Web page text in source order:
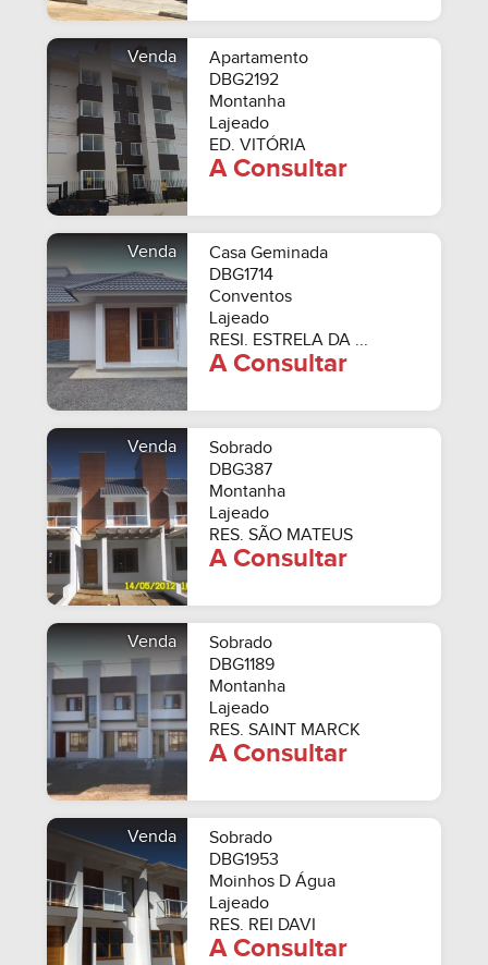
Venda
Apartamento
DBG2192
Montanha
Lajeado
ED. VITÓRIA
A Consultar
Venda
Casa Geminada
DBG1714
Conventos
Lajeado
RESI. ESTRELA DA ...
A Consultar
Venda
Sobrado
DBG387
Montanha
Lajeado
RES. SÃO MATEUS
A Consultar
Venda
Sobrado
DBG1189
Montanha
Lajeado
RES. SAINT MARCK
A Consultar
Venda
Sobrado
DBG1953
Moinhos D Água
Lajeado
RES. REI DAVI
A Consultar